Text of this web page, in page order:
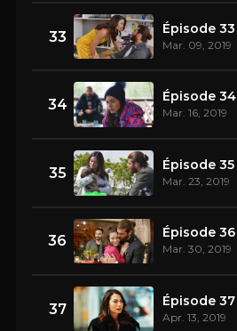
33 Épisode 33
Mar. 09, 2019
34 Épisode 34
Mar. 16, 2019
35 Épisode 35
Mar. 23, 2019
36 Épisode 36
Mar. 30, 2019
37 Épisode 37
Apr. 13, 2019